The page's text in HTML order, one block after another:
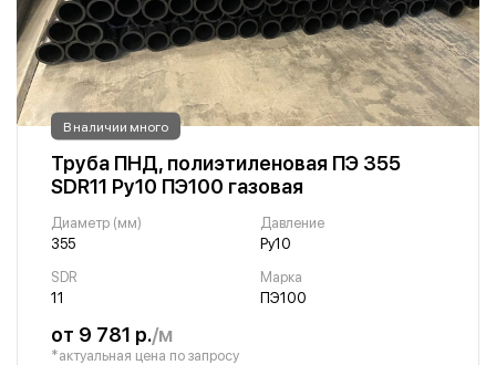
В наличии много
Труба ПНД, полиэтиленовая ПЭ 355
SDR11 Ру10 ПЭ100 газовая
Диаметр (мм)
355
Давление
Ру10
SDR
11
Марка
ПЭ100
от 9 781 р./м
*актуальная цена по запросу